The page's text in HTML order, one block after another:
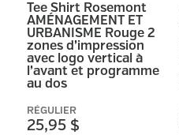
Tee Shirt Rosemont
AMÉNAGEMENT ET
URBANISME Rouge 2
zones d’impression
avec logo vertical à
l’avant et programme
au dos
RÉGULIER
25,95 $